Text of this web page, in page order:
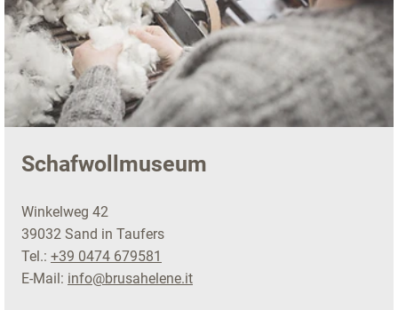
Schafwollmuseum
Winkelweg 42
39032 Sand in Taufers
Tel.: +39 0474 679581
E-Mail: info@brusahelene.it